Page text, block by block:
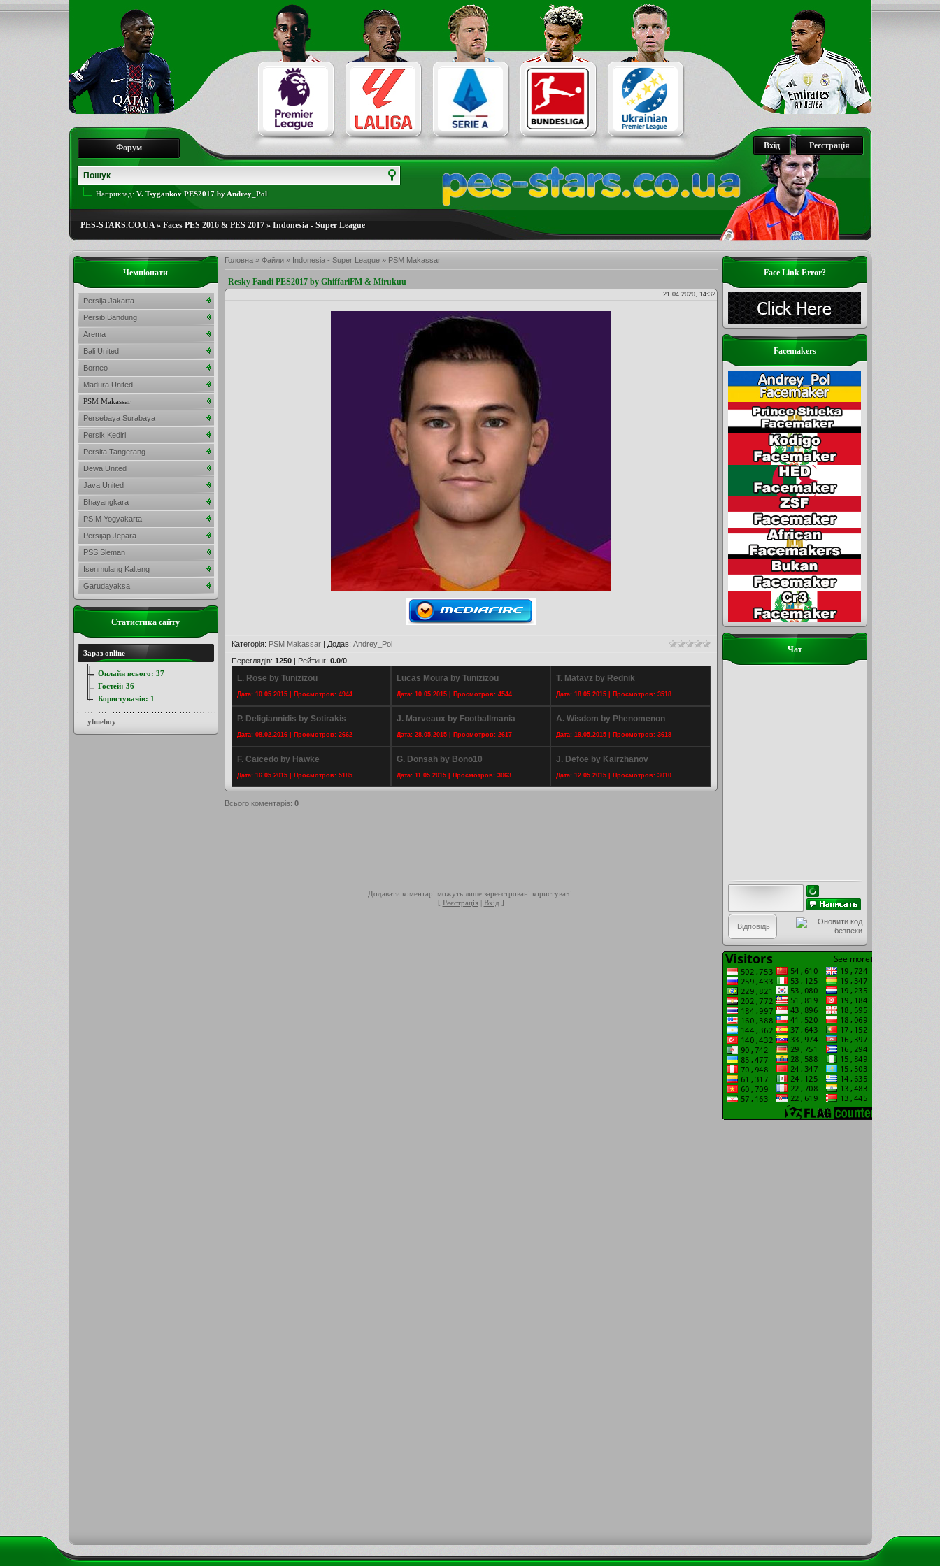
Реєстрація
Вхід
Форум
Наприклад: V. Tsygankov PES2017 by Andrey_Pol
PES-STARS.CO.UA» Faces PES 2016 & PES 2017» Indonesia - Super League
Головна» Файли» Indonesia - Super League» PSM Makassar
Resky Fandi PES2017 by GhiffariFM & Mirukuu
21.04.2020, 14:32
Категорія: PSM Makassar| Додав: Andrey_Pol
Переглядів: 1250| Рейтинг: 0.0/0
L. Rose by Tunizizou
Дата: 10.05.2015 | Просмотров: 4944
Lucas Moura by Tunizizou
Дата: 10.05.2015 | Просмотров: 4544
T. Matavz by Rednik
Дата: 18.05.2015 | Просмотров: 3518
P. Deligiannidis by Sotirakis
Дата: 08.02.2016 | Просмотров: 2662
J. Marveaux by Footballmania
Дата: 28.05.2015 | Просмотров: 2617
A. Wisdom by Phenomenon
Дата: 19.05.2015 | Просмотров: 3618
F. Caicedo by Hawke
Дата: 16.05.2015 | Просмотров: 5185
G. Donsah by Bono10
Дата: 11.05.2015 | Просмотров: 3063
J. Defoe by Kairzhanov
Дата: 12.05.2015 | Просмотров: 3010
Всього коментарів: 0
Додавати коментарі можуть лише зареєстровані користувачі.
[ Реєстрація| Вхід ]
Face Link Error?
Facemakers
Чат
Чемпіонати
Persija Jakarta
Persib Bandung
Arema
Bali United
Borneo
Madura United
PSM Makassar
Persebaya Surabaya
Persik Kediri
Persita Tangerang
Dewa United
Java United
Bhayangkara
PSIM Yogyakarta
Persijap Jepara
PSS Sleman
Isenmulang Kalteng
Garudayaksa
Статистика сайту
Зараз online
Онлайн всього: 37
Гостей: 36
Користувачів: 1
yhueboy